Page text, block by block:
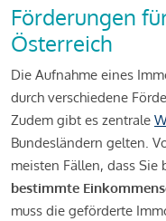
Förderungen
Österreich
Die Aufnahme eines
durch verschiedene
Zudem gibt es zentrale
Bundesländern gelten.
meisten Fällen, dass
bestimmte
muss die geförderte